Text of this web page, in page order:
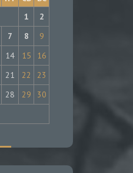
1
2
7 8
9
14 15
16
21 22
23
28 29
30